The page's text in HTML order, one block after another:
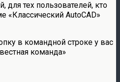
для тех пользователей, кто
«Классический AutoCAD»
в командной строке у вас
команда»